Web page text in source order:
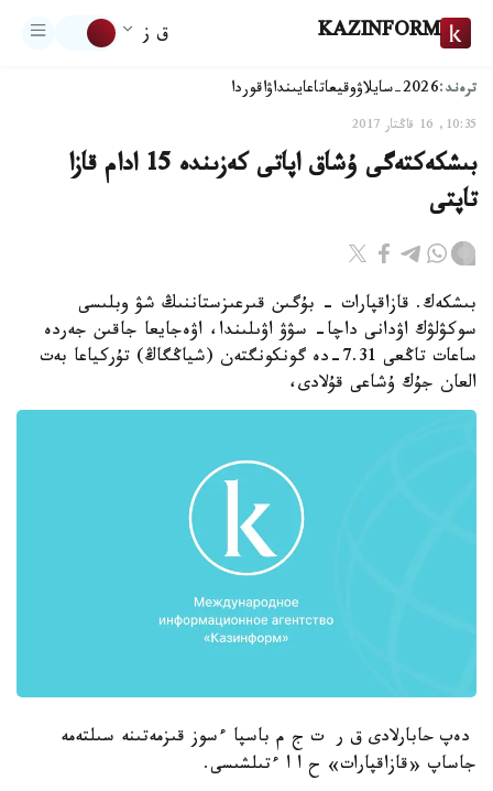
KAZINFORM ق ز
ترەند:2026-سايلاۋ وقيعاتاعايىنداۋاقوردا
10:35, 16 قاڭتار 2017
بىشكەكتەگى ۇشاق اپاتى كەزىندە 15 ادام قازا
تاپتى
بىشكەك. قازاقپارات - بۇگىن قىرعىزستاننىڭ شۋ وبلىسى
سوكۋلۋك اۋدانى داچا- سۋۋ اۋىلىندا، اۋەجايعا جاقىن جەردە
ساعات تاڭعى 7.31-دە گونكونگتەن (شياڭگاڭ) تۇركياعا بەت
العان جۇك ۇشاعى قۇلادى،
دەپ حابارلادى ق ر ت ج م باسپا ءسوز قىزمەتىنە سىلتەمە
جاساپ «قازاقپارات» ح ا ا ءتىلشىسى.